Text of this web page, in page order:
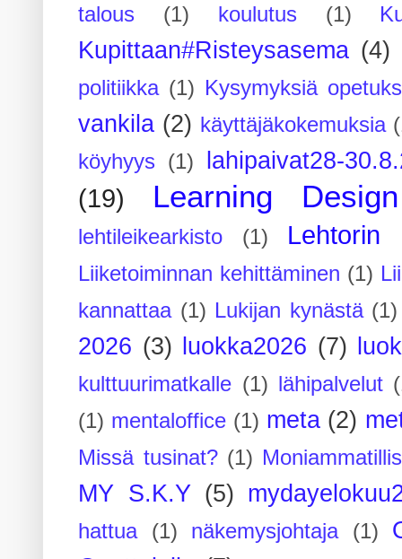
talous (1) koulutus (1)
Kupittaan#Risteysasema (4)
politiikka (1) Kysymyksiä
vankila (2) käyttäjäkokemuksia
köyhyys
(1) lahipaivat28-
(19) Learning Design
lehtileikearkisto (1) Lehtorin
Liiketoiminnan kehittäminen (1)
kannattaa (1) Lukijan kynästä (1)
2026 (3) luokka2026 (7)
kulttuurimatkalle (1) lähipalvelut
(1) mentaloffice (1) meta (2)
Missä tusinat? (1)
MY S.K.Y (5)
hattua (1) näkemysjohtaja (1)